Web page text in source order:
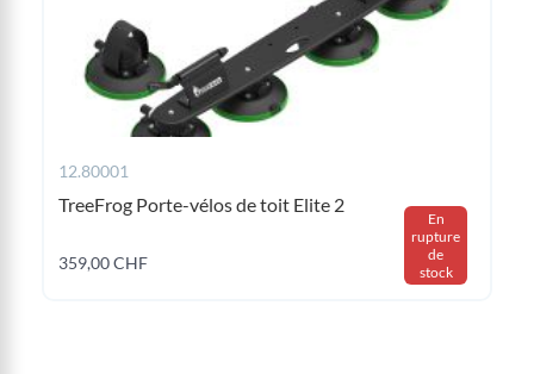
12.80001
TreeFrog Porte-vélos de toit Elite 2
359,00 CHF
En
rupture
de
stock